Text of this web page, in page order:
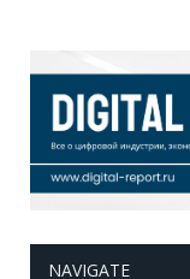
NAVIGATE